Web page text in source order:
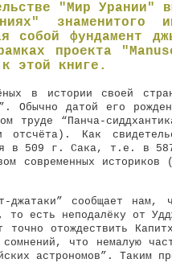
"Мир Урании"
знаменитого
собой фундамент
проекта
к этой книге.
в истории своей
Обычно датой его
труде “Панча-
Как
в 509 г. Сака, т.е. в
современных
джатаки” сообщает
есть неподалёку от
отождествить
что немалую
астрономов”. Таким